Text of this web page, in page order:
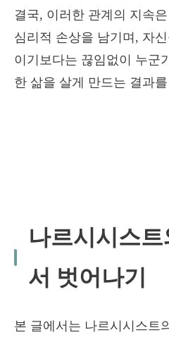
결국, 이러한 관계의 지속
심리적 손상을 남기며, 자
이기보다는 끊임없이 누군
한 삶을 살게 만드는 결과
나르시시스
서 벗어나기
본 글에서는 나르시시스트